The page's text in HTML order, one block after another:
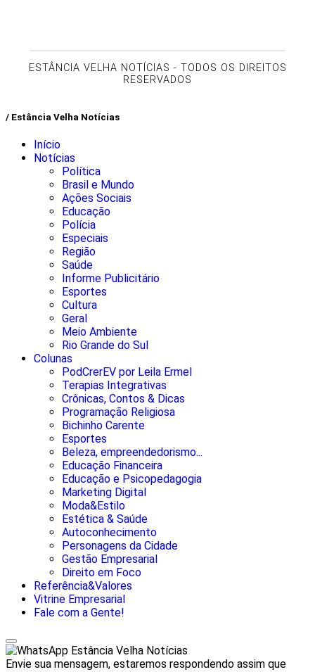
ESTÂNCIA VELHA NOTÍCIAS - TODOS OS DIREITOS
RESERVADOS
/ Estância Velha Notícias
Início
Notícias
Política
Brasil e Mundo
Ações Sociais
Educação
Polícia
Especiais
Região
Saúde
Informe Publicitário
Esportes
Cultura
Geral
Meio Ambiente
Rio Grande do Sul
Colunas
PodCrerEV por Leila Ermel
Terapias Integrativas
Crônicas, Contos & Dicas
Programação Religiosa
Bichinho Carente
Esportes
Beleza, empreendedorismo...
Educação Financeira
Educação e Psicopedagogia
Marketing Digital
Moda&Estilo
Estética & Saúde
Autoconhecimento
Personagens da Cidade
Gestão Empresarial
Direito em Foco
Referência&Valores
Vitrine Empresarial
Fale com a Gente!
Estância Velha Notícias
Envie sua mensagem, estaremos respondendo assim que